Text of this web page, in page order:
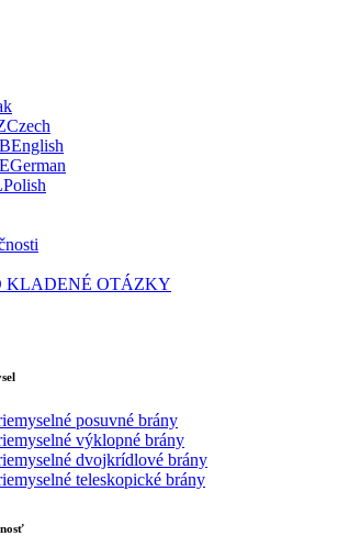
Czech
English
German
Polish
KLADENÉ OTÁZKY
posuvné brány
výklopné brány
dvojkrídlové brány
teleskopické brány